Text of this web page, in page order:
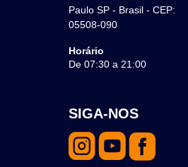
Paulo SP - Brasil - CEP:
05508-090
Horário
De 07:30 a 21:00
SIGA-NOS